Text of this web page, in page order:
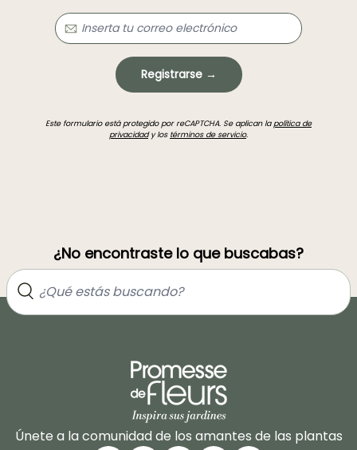
Registrarse →
Este formulario está protegido por reCAPTCHA. Se aplican la política de
privacidady los términos de servicio.
¿No encontraste lo que buscabas?
Únete a la comunidad de los amantes de las plantas